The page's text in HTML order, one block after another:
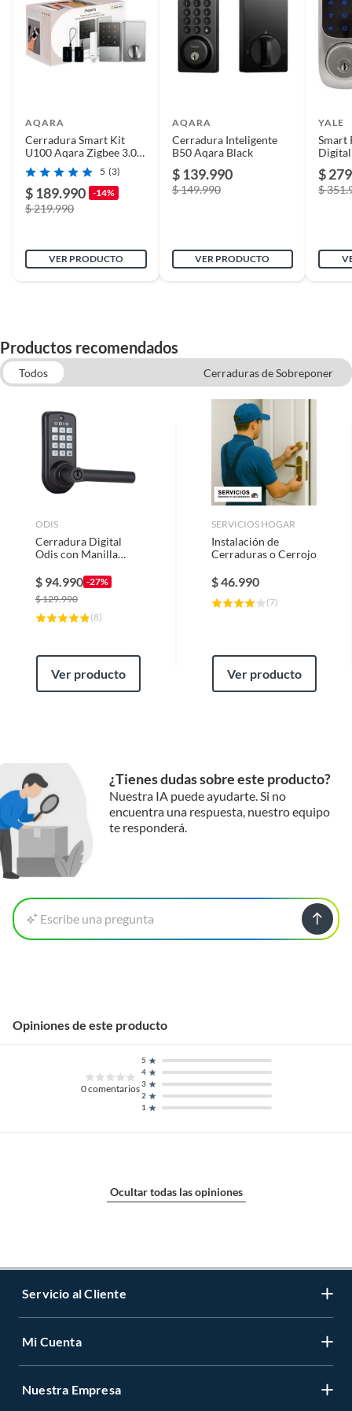
AQARA
Cerradura Smart Kit
U100 Aqara Zigbee 3.0 -
Silver
5 (3)
$ 189.990 -14%
$ 219.990
VER PRODUCTO
AQARA
Cerradura Inteligente
B50 Aqara Black
$ 139.990
$ 149.990
VER PRODUCTO
YALE
Smart
Digital
$
$
Productos recomendados
Todos
Cerraduras de Sobreponer
ODIS
Cerradura Digital
Odis con Manilla
$ 94.990 -27%
$129.990
(8)
Ver producto
SERVICIOS HOGAR
Instalación de
Cerraduras o Cerrojo
$46.990
(7)
Ver producto
¿Tienes dudas sobre este producto?
Nuestra IA puede ayudarte. Si no
encuentra una respuesta, nuestro equipo
te responderá.
Escribe una pregunta
Opiniones de este producto
0comentarios
1
2
3
4
5
Ocultar todas las opiniones
Servicio al Cliente
Contáctanos
Mi Cuenta
Registrate
Nuestra Empresa